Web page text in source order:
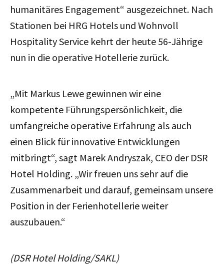
humanitäres Engagement“ ausgezeichnet. Nach
Stationen bei HRG Hotels und Wohnvoll
Hospitality Service kehrt der heute 56-Jährige
nun in die operative Hotellerie zurück.
„Mit Markus Lewe gewinnen wir eine
kompetente Führungspersönlichkeit, die
umfangreiche operative Erfahrung als auch
einen Blick für innovative Entwicklungen
mitbringt“, sagt Marek Andryszak, CEO der DSR
Hotel Holding. „Wir freuen uns sehr auf die
Zusammenarbeit und darauf, gemeinsam unsere
Position in der Ferienhotellerie weiter
auszubauen.“
(DSR Hotel Holding/SAKL)